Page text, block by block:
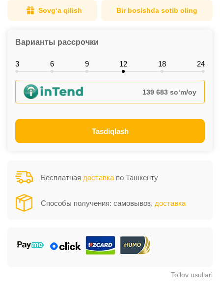
Sovg‘a qilish Bir bosishda sotib oling
Варианты рассрочки
3 6 9 12 18 24
139 683 so‘m/oy
Tasdiqlash
Бесплатная доставка по Ташкенту
Способы получения: самовывоз, доставка
To‘lov usullari